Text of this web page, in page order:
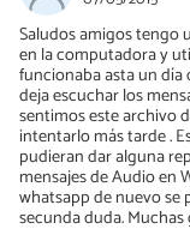
Saludos amigos tengo
en la computadora y
funcionaba asta un
deja escuchar los
sentimos este archivo
intentarlo más tarde .
pudieran dar alguna
mensajes de Audio en
whatsapp de nuevo se
secunda duda.